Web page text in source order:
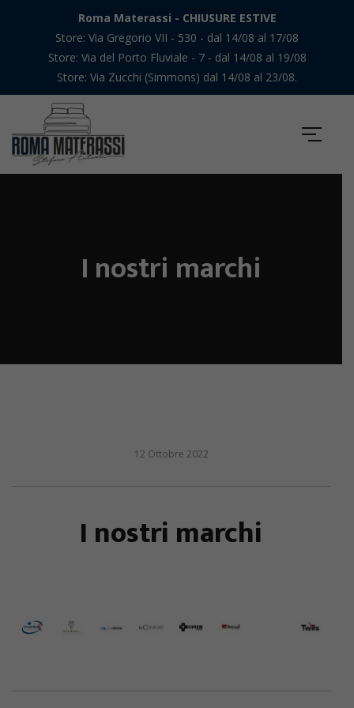
I nostri marchi
12 Ottobre 2022
I nostri marchi
Roma Materassi - CHIUSURE ESTIVE
Store: Via Gregorio VII - 530 - dal 14/08 al 17/08
Store: Via del Porto Fluviale - 7 - dal 14/08 al 19/08
Store: Via Zucchi (Simmons) dal 14/08 al 23/08.